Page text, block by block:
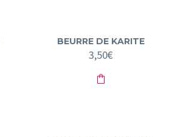
BEURRE DE KARITE
3,50€